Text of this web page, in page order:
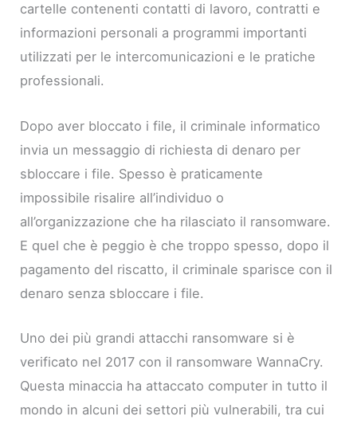
cartelle contenenti contatti di lavoro, contratti e
informazioni personali a programmi importanti
utilizzati per le intercomunicazioni e le pratiche
professionali.
Dopo aver bloccato i file, il criminale informatico
invia un messaggio di richiesta di denaro per
sbloccare i file. Spesso è praticamente
impossibile risalire all’individuo o
all’organizzazione che ha rilasciato il ransomware.
E quel che è peggio è che troppo spesso, dopo il
pagamento del riscatto, il criminale sparisce con il
denaro senza sbloccare i file.
Uno dei più grandi attacchi ransomware si è
verificato nel 2017 con il ransomware WannaCry.
Questa minaccia ha attaccato computer in tutto il
mondo in alcuni dei settori più vulnerabili, tra cui